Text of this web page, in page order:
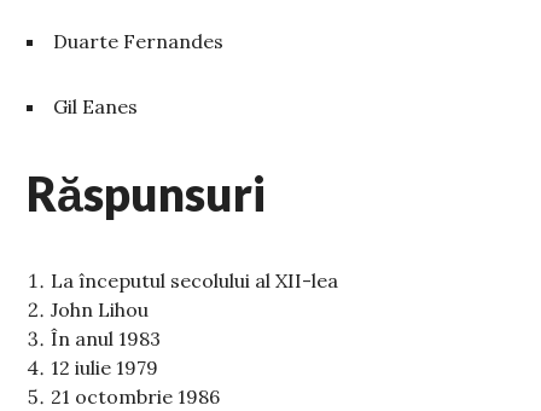
Duarte Fernandes
Gil Eanes
Răspunsuri
La începutul secolului al XII-lea
John Lihou
În anul 1983
12 iulie 1979
21 octombrie 1986